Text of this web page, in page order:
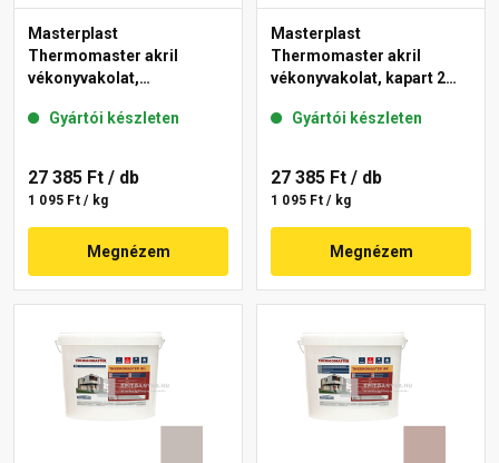
Masterplast
Thermomaster akril
vékonyvakolat,
44-D 25 kg
Gyártói készleten
27 385 Ft / db
1 095 Ft / kg
Megnézem
Masterplast
Thermomaster akril
vékonyvakolat, kapart 2
Gyártói készleten
27 385 Ft / db
1 095 Ft / kg
Megnézem